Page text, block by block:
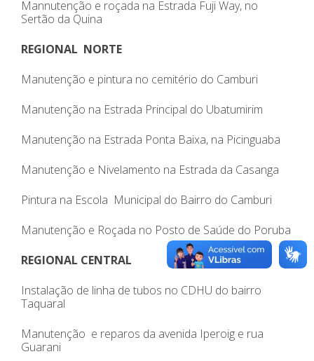
Mannutenção e roçada na Estrada Fuji Way, no
Sertão da Quina
REGIONAL NORTE
Manutenção e pintura no cemitério do Camburi
Manutenção na Estrada Principal do Ubatumirim
Manutenção na Estrada Ponta Baixa, na Picinguaba
Manutenção e Nivelamento na Estrada da Casanga
Pintura na Escola Municipal do Bairro do Camburi
Manutenção e Roçada no Posto de Saúde do Poruba
REGIONAL CENTRAL
Instalação de linha de tubos no CDHU do bairro
Taquaral
Manutenção e reparos da avenida Iperoig e rua
Guarani